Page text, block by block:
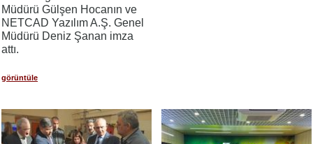
Müdürü Gülşen Hocanın ve
NETCAD Yazılım A.Ş. Genel
Müdürü Deniz Şanan imza
attı.
görüntüle